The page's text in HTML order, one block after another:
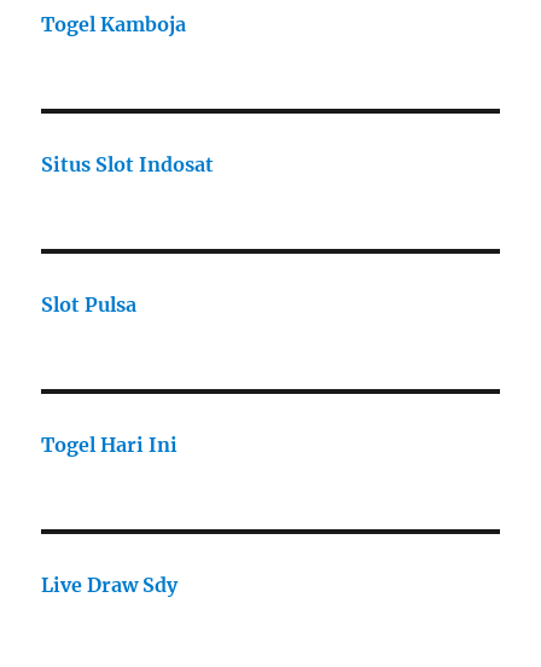
Togel Kamboja
Situs Slot Indosat
Slot Pulsa
Togel Hari Ini
Live Draw Sdy